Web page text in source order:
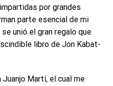
por grandes
parte esencial de mi
unió el gran regalo que
libro de Jon Kabat-
Martí, el cual me